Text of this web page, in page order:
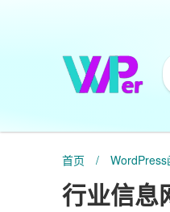
首页 /
行业信息